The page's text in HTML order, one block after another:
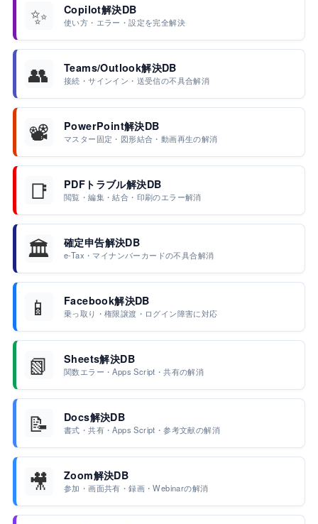
✨ Copilot解決DB
使い方・エラー・設定を完全解決
👥 Teams/Outlook解決DB
接続・サインイン・送受信の不具合解消
📽️ PowerPoint解決DB
マスター固定・図形結合・動画再生の解消
📑 PDFトラブル解決DB
閲覧・編集・結合・印刷のエラー解消
🏛️ 確定申告解決DB
e-Tax・マイナンバーカードの不具合解消
📱 Facebook解決DB
乗っ取り・権限譲渡・ログイン障害に対応
📗 Sheets解決DB
関数エラー・Apps Script・共有の解消
📝 Docs解決DB
書式・共有・Apps Script・参考文献の解消
🎥 Zoom解決DB
参加・画面共有・録画・Webinarの解消